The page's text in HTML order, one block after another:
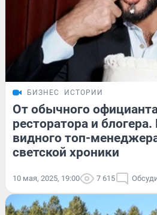
БИЗНЕС ИСТОРИИ
От обычного
ресторатора и
видного топ-
светской хроники
10 мая, 2025, 19:00 7 615